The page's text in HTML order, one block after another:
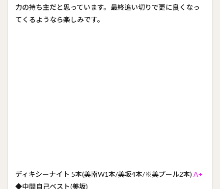
力の持ち主だと思っています。最終追い切りで更に良くなっ
てくるようなら楽しみです。
ディキシーナイト 5本(美南W1本/美坂4本/※美プール2本) A+
◆中間自己ベスト(美坂)